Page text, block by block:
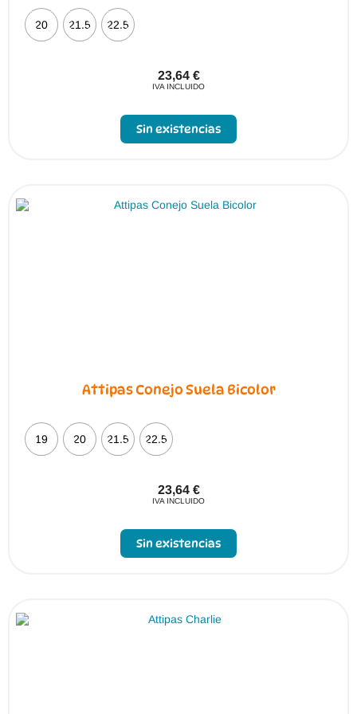
20 21.5 22.5
23,64 €
IVA INCLUIDO
Sin existencias
Attipas Conejo Suela Bicolor
19 20 21.5 22.5
23,64 €
IVA INCLUIDO
Sin existencias